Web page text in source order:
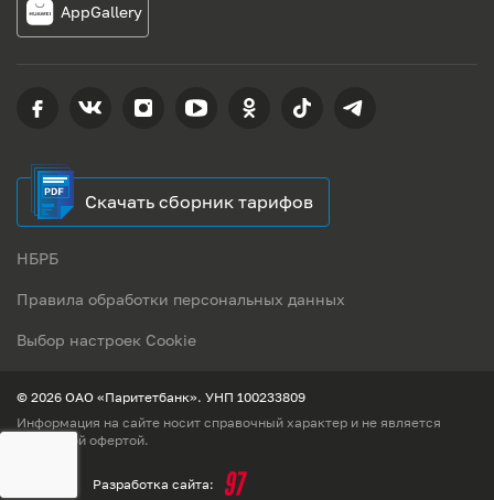
AppGallery
Скачать сборник тарифов
НБРБ
Правила обработки персональных данных
Выбор настроек Cookie
© 2026 ОАО «Паритетбанк». УНП 100233809
Информация на сайте носит справочный характер и не является
публичной офертой.
Разработка сайта: